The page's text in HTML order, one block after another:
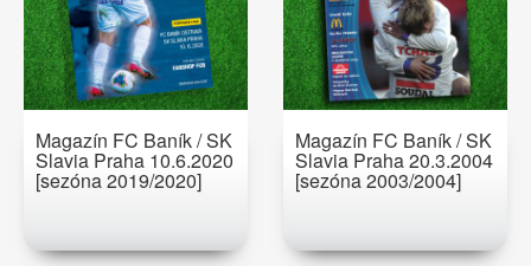
Magazín FC Baník / SK
Slavia Praha 10.6.2020
[sezóna 2019/2020]
Magazín FC Baník / SK
Slavia Praha 20.3.2004
[sezóna 2003/2004]